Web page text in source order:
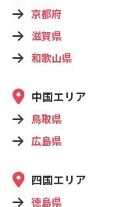
京都府
滋賀県
和歌山県
中国エリア
鳥取県
広島県
四国エリア
徳島県